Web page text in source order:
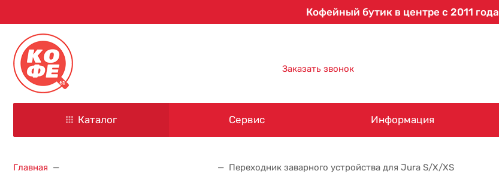
Кофейный бутик в центре с 2011 года
Заказать звонок
Каталог Сервис Информация
Главная Переходник заварного устройства для Jura S/X/XS